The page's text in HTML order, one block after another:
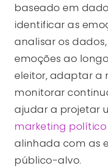
baseado em
identificar as
analisar os
emoções ao
eleitor, adaptar a
monitorar
ajudar a projetar
marketing político
alinhada com as
público-alvo.